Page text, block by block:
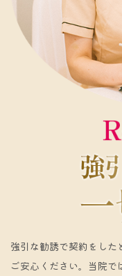
強引な勧誘で契約をした
ご安心ください。当院で